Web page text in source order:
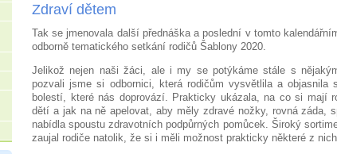
Zdraví dětem
Tak se jmenovala další přednáška a poslední v tomto
odborně tematického setkání rodičů Šablony 2020.
Jelikož nejen naši žáci, ale i my se potýkáme stále s
pozvali jsme si odbornici, která rodičům vysvětlila a objasnila
bolestí, které nás doprovází. Prakticky ukázala, na co si mají
dětí a jak na ně apelovat, aby měly zdravé nožky, rovná záda,
nabídla spoustu zdravotních podpůrných pomůcek. Široký
zaujal rodiče natolik, že si i měli možnost prakticky některé z